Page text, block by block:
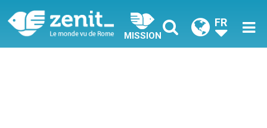
MISSION
FR